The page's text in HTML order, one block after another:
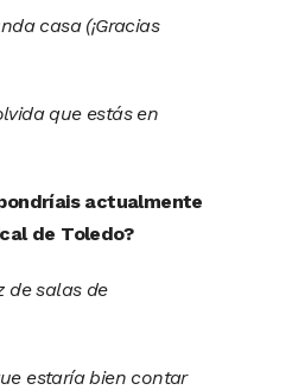
casa (¡Gracias
que estás en
actualmente
de Toledo?
de salas de
estaría bien contar